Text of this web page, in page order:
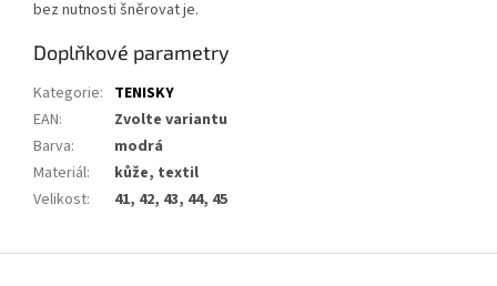
bez nutnosti šněrovat je.
Doplňkové parametry
Kategorie: TENISKY
EAN:
Zvolte variantu
Barva:
modrá
Materiál:
kůže, textil
Velikost: 41, 42, 43, 44, 45